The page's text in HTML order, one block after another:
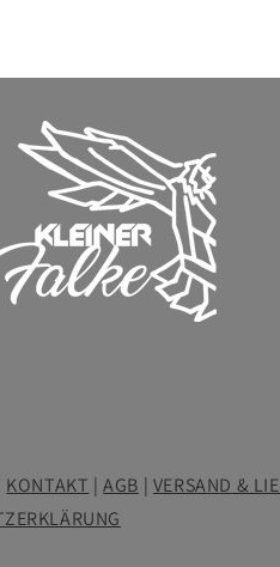
KONTAKT |AGB | VERSAND &